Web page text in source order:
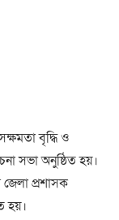
বৃদ্ধি ও
সভা অনুষ্ঠিত হয়।
প্রশাসক
হয়।